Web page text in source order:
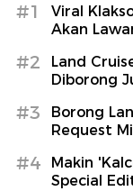
#1
Viral
Akan
#2
Land
Diborong
#3
Borong
Request
#4
Makin
Special